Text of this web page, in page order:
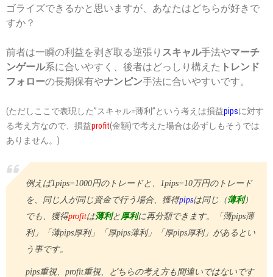
ゴライズできるかと思いますが、あなたはどちらが好きで
すか？
前者は一瞬の利益を剥ぎ取る逆張り スキャル手法やマーチ
ンゲール系に合いやすく、後者はどっしり構えた トレンド
フォローの長期保有やナンピン手法に合いやすいです。
(ただしここで表現した”スキャル=薄利”という考えは損益pipsに対す
る考え方なので、損益profit(金額)で考えた場合は必ずしもそうでは
ありません。)
例えば1pips=1000円のトレードと、1pips=10万円のトレード
を、同じ人が同じ資金で行う場合、獲得pipsは同じ（薄利）
でも、獲得profitは薄利と 厚利に再分類できます。「薄pips薄
利」「薄pips厚利」「厚pips薄利」「厚pips厚利」があるとい
う事です。
pips重視、profit重視、どちらの考え方も間違いではないです